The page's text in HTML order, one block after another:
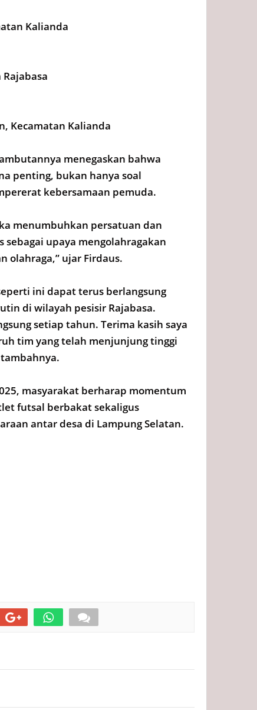
Kalianda
Rajabasa
Kecamatan Kalianda
menegaskan bahwa
penting, bukan hanya soal
kebersamaan pemuda.
menumbuhkan persatuan dan
upaya mengolahragakan
olahraga,” ujar Firdaus.
ini dapat terus berlangsung
di wilayah pesisir Rajabasa.
setiap tahun. Terima kasih saya
tim yang telah menjunjung tinggi
masyarakat berharap momentum
futsal berbakat sekaligus
antar desa di Lampung Selatan.